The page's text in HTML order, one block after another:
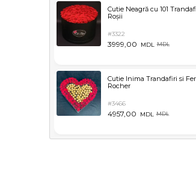
Cutie Neagră cu 101
Roșii
#3322
3999,00 MDL MDL
Cutie Inima Trandafiri si
Rocher
#3466
4957,00 MDL MDL